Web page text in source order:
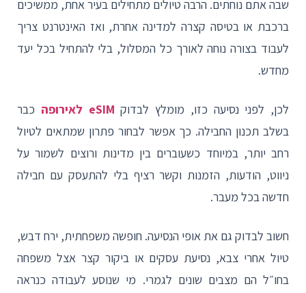
שבה אתם נוחתים. הרבה טיולים מתחילים בעיר אחת, ממשיכים
ברכבת או בטיסה קצרה למדינה אחרת, ואז האינטרנט צריך
לעבוד בצורה נוחה לאורך כל המסלול, בלי להתחיל בכל יעד
מחדש.
לכן, לפני נסיעה כזו, מומלץ לבדוק eSIM לאירופה
כבר
בשלב תכנון החבילה. כך אפשר לבחור פתרון שמתאים לטיול
רחב יותר, במיוחד כשעוברים בין מדינות ורוצים לשמור על
ניווט, הודעות, הזמנות וקשר רציף בלי להתעסק עם חבילה
חדשה בכל מעבר.
חשוב לבדוק גם את אופי הנסיעה. חופשה משפחתית, ירח דבש,
טיול אחרי צבא, נסיעת עסקים או ביקור קצר אצל משפחה
בחו״ל הם מצבים שונים לגמרי. מי שנוסע לעבודה כנראה